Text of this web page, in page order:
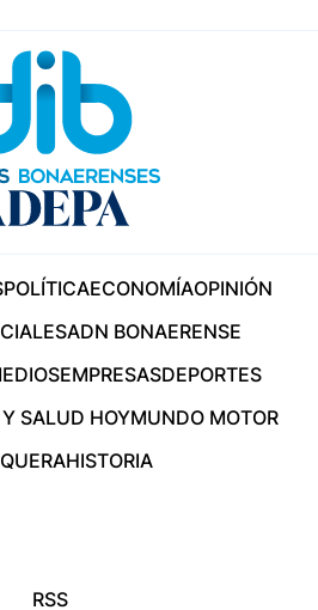
POLÍTICAECONOMÍAOPINIÓN
ADN BONAERENSE
EMPRESASDEPORTES
SALUD HOYMUNDO MOTOR
HISTORIA
RSS